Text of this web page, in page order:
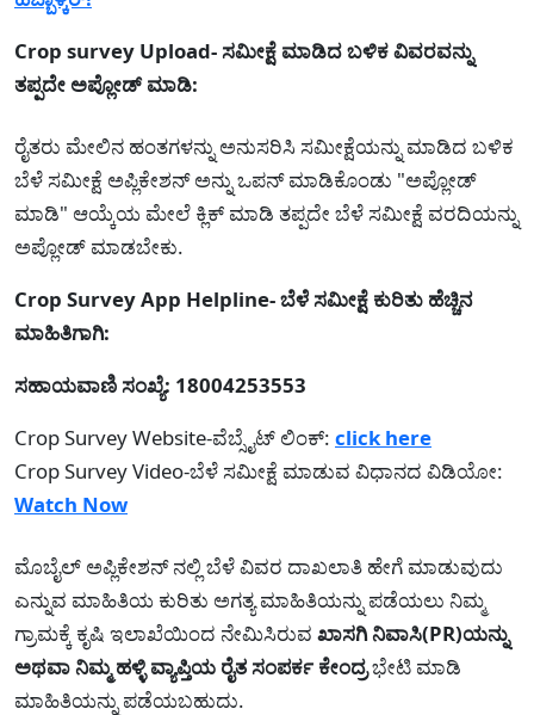
Crop survey Upload- ಸಮೀಕ್ಷೆ ಮಾಡಿದ ಬಳಿಕ ವಿವರವನ್ನು
ತಪ್ಪದೇ ಅಪ್ಲೋಡ್ ಮಾಡಿ:
ರೈತರು ಮೇಲಿನ ಹಂತಗಳನ್ನು ಅನುಸರಿಸಿ ಸಮೀಕ್ಷೆಯನ್ನು ಮಾಡಿದ ಬಳಿಕ
ಬೆಳೆ ಸಮೀಕ್ಷೆ ಅಪ್ಲಿಕೇಶನ್ ಅನ್ನು ಒಪನ್ ಮಾಡಿಕೊಂಡು "ಅಪ್ಲೋಡ್
ಮಾಡಿ" ಆಯ್ಕೆಯ ಮೇಲೆ ಕ್ಲಿಕ್ ಮಾಡಿ ತಪ್ಪದೇ ಬೆಳೆ ಸಮೀಕ್ಷೆ ವರದಿಯನ್ನು
ಅಪ್ಲೋಡ್ ಮಾಡಬೇಕು.
Crop Survey App Helpline- ಬೆಳೆ ಸಮೀಕ್ಷೆ ಕುರಿತು ಹೆಚ್ಚಿನ
ಮಾಹಿತಿಗಾಗಿ:
ಸಹಾಯವಾಣಿ ಸಂಖ್ಯೆ: 18004253553
Crop Survey Website-ವೆಬ್ಸೈಟ್ ಲಿಂಕ್: click here
Crop Survey Video-ಬೆಳೆ ಸಮೀಕ್ಷೆ ಮಾಡುವ ವಿಧಾನದ ವಿಡಿಯೋ:
Watch Now
ಮೊಬೈಲ್ ಅಪ್ಲಿಕೇಶನ್ ನಲ್ಲಿ ಬೆಳೆ ವಿವರ ದಾಖಲಾತಿ ಹೇಗೆ ಮಾಡುವುದು
ಎನ್ನುವ ಮಾಹಿತಿಯ ಕುರಿತು ಅಗತ್ಯ ಮಾಹಿತಿಯನ್ನು ಪಡೆಯಲು ನಿಮ್ಮ
ಗ್ರಾಮಕ್ಕೆ ಕೃಷಿ ಇಲಾಖೆಯಿಂದ ನೇಮಿಸಿರುವ ಖಾಸಗಿ ನಿವಾಸಿ(PR)ಯನ್ನು
ಅಥವಾ ನಿಮ್ಮ ಹಳ್ಳಿ ವ್ಯಾಪ್ತಿಯ ರೈತ ಸಂಪರ್ಕ ಕೇಂದ್ರಭೇಟಿ ಮಾಡಿ
ಮಾಹಿತಿಯನ್ನು ಪಡೆಯಬಹುದು.